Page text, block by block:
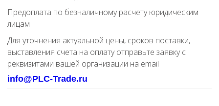
Предоплата по безналичному расчету юридическим
лицам
Для уточнения актуальной цены, сроков поставки,
выставления счета на оплату отправьте заявку с
реквизитами вашей организации на email
info@PLC-Trade.ru